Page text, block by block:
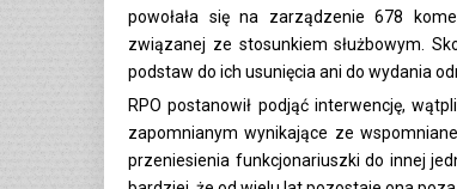
powołała się na zarządzenie 678
związanej ze stosunkiem służbowym.
podstaw do ich usunięcia ani do wydania
RPO postanowił podjąć interwencję,
zapomnianym wynikające ze
przeniesienia funkcjonariuszki do innej